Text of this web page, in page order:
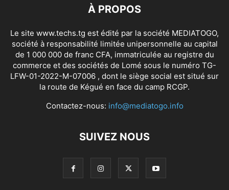
À PROPOS
Le site www.techs.tg est édité par la société MEDIATOGO,
société à responsabilité limitée unipersonnelle au capital
de 1 000 000 de franc CFA, immatriculée au registre du
commerce et des sociétés de Lomé sous le numéro TG-
LFW-01-2022-M-07006 , dont le siège social est situé sur
la route de Kégué en face du camp RCGP.
Contactez-nous: info@mediatogo.info
SUIVEZ NOUS